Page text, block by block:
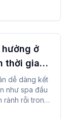
một cơ
ở
thời gian
dễ dàng kết
như spa đầu
rảnh rỗi trong
trong khi